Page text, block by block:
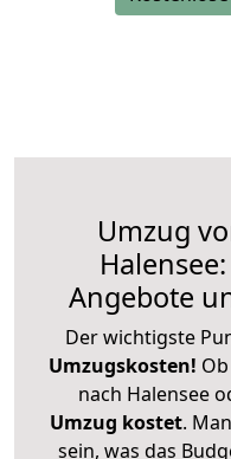
Umzug
Angebote
Der wichtigste
Umzugskosten!
nach Halensee
Umzug kostet.
sein, was das